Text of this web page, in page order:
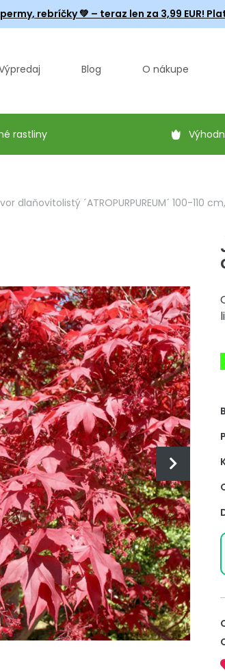
rebríčky💚 – teraz len za 3,99 EUR!
Blog O nákupe
rastliny
dlaňovitolistý ´ATROPURPUREUM´ 100-110